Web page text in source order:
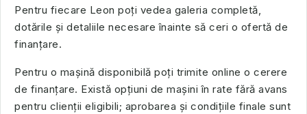
Pentru fiecare Leon poți vedea galeria completă,
dotările și detaliile necesare înainte să ceri o ofertă de
finanțare.
Pentru o mașină disponibilă poți trimite online o cerere
de finanțare. Există opțiuni de mașini în rate fără avans
pentru clienții eligibili; aprobarea și condițiile finale sunt